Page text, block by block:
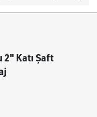
2" Katı Şaft